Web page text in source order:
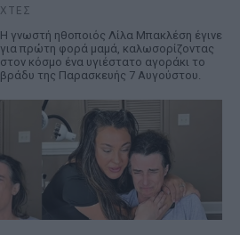
ΧΤΕΣ
Η γνωστή ηθοποιός Λίλα Μπακλέση έγινε
για πρώτη φορά μαμά, καλωσορίζοντας
στον κόσμο ένα υγιέστατο αγοράκι το
βράδυ της Παρασκευής 7 Αυγούστου.